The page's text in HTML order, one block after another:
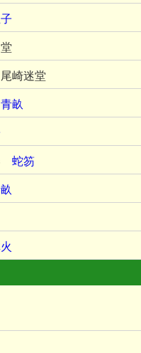
崎迷堂
青畝
蛇笏